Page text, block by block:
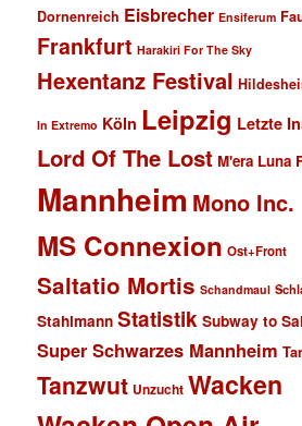
Dornenreich Eisbrecher Ensiferum
Frankfurt Harakiri For The Sky
Hexentanz Festival
In Extremo Köln Leipzig Letzte
Lord Of The Lost M'era Luna
Mannheim Mono Inc.
MS Connexion Ost+Front
Saltatio Mortis Schandmaul
Stahlmann Statistik Subway to
Super Schwarzes Mannheim
Tanzwut Unzucht Wacken